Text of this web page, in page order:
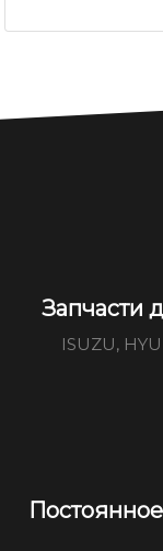
Запчасти
ISUZU,